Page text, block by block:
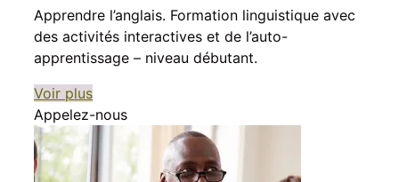
Apprendre l’anglais. Formation linguistique avec
des activités interactives et de l’auto-
apprentissage – niveau débutant.
Voir plus
Appelez-nous